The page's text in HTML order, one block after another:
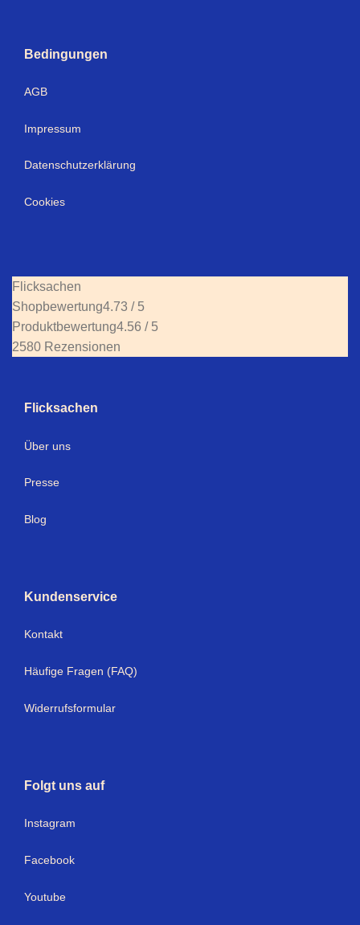
Bedingungen
AGB
Impressum
Datenschutzerklärung
Cookies
Flicksachen
Shopbewertung4.73 / 5
Produktbewertung4.56 / 5
2580 Rezensionen
Flicksachen
Über uns
Presse
Blog
Kundenservice
Kontakt
Häufige Fragen (FAQ)
Widerrufsformular
Folgt uns auf
Instagram
Facebook
Youtube